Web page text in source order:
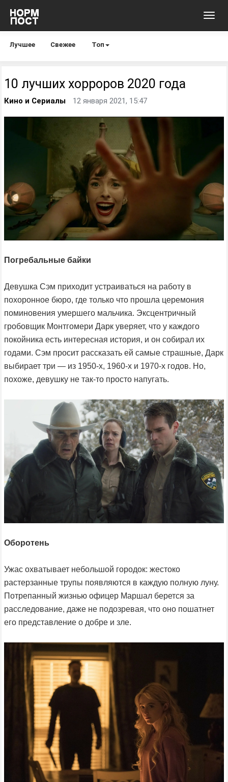
Лучшее Свежее Топ
10 лучших хорроров 2020 года
Кино и Сериалы 12 января 2021, 15:47
Погребальные байки
Девушка Сэм приходит устраиваться на работу в
похоронное бюро, где только что прошла церемония
поминовения умершего мальчика. Эксцентричный
гробовщик Монтгомери Дарк уверяет, что у каждого
покойника есть интересная история, и он собирал их
годами. Сэм просит рассказать ей самые страшные, Дарк
выбирает три — из 1950-х, 1960-х и 1970-х годов. Но,
похоже, девушку не так-то просто напугать.
Оборотень
Ужас охватывает небольшой городок: жестоко
растерзанные трупы появляются в каждую полную луну.
Потрепанный жизнью офицер Маршал берется за
расследование, даже не подозревая, что оно пошатнет
его представление о добре и зле.